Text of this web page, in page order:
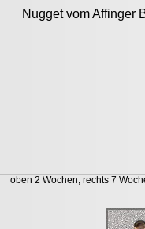
oben 2 Wochen, rechts 7